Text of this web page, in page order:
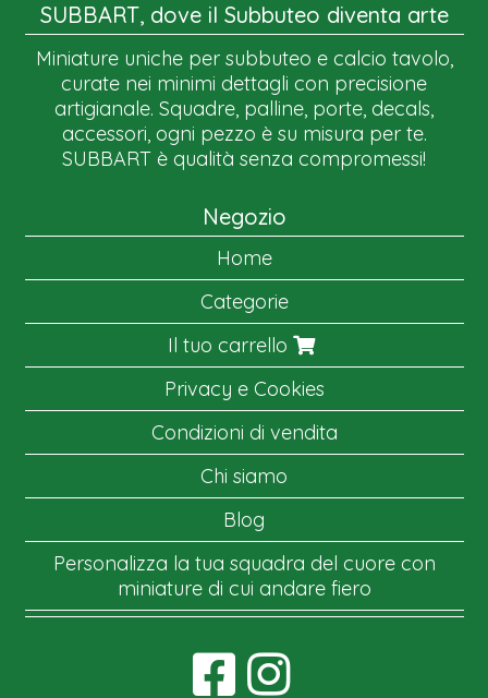
SUBBART, dove il Subbuteo diventa arte
Miniature uniche per subbuteo e calcio tavolo,
curate nei minimi dettagli con precisione
artigianale. Squadre, palline, porte, decals,
accessori, ogni pezzo è su misura per te.
SUBBART è qualità senza compromessi!
Negozio
Home
Categorie
Il tuo carrello
Privacy e Cookies
Condizioni di vendita
Chi siamo
Blog
Personalizza la tua squadra del cuore con
miniature di cui andare fiero